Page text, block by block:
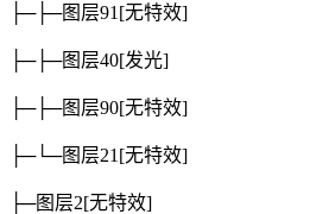
├─├─图层91 [无特效]
├─├─图层40[发光]
├─├─图层90[无特效]
├─└─图层21 [无特效]
├─图层2[无特效]